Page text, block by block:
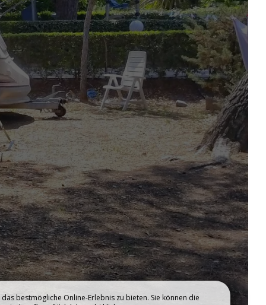
DAS WASSERGEBIET
bestmögliche Online-Erlebnis zu bieten. Sie können die